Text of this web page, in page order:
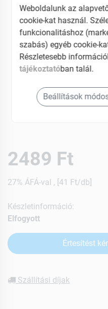
2489 Ft
27% ÁFÁ-val , [41 Ft/db]
Készletinformáció:
Elfogyott
Értesítést
Szállítási díjak
Weboldalunk az
cookie-kat használ.
funkcionalitáshoz
szabás) egyéb cookie-
Részletesebb
tájékoztatóban talál.
Beállítások